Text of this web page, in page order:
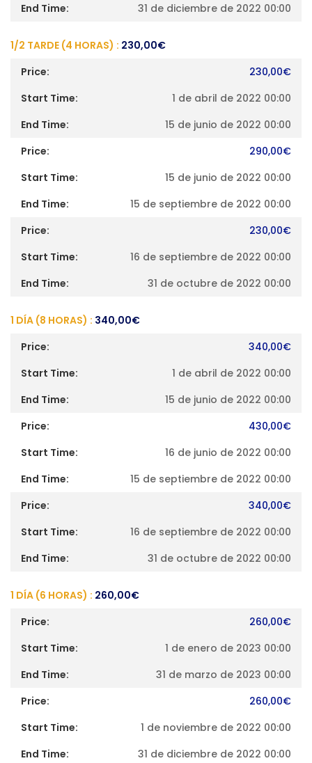
31 de diciembre de 2022 00:00
1/2 TARDE (4 HORAS) : 230,00€
230,00€
1 de abril de 2022 00:00
15 de junio de 2022 00:00
290,00€
15 de junio de 2022 00:00
15 de septiembre de 2022 00:00
230,00€
16 de septiembre de 2022 00:00
31 de octubre de 2022 00:00
1 DÍA (8 HORAS) : 340,00€
340,00€
1 de abril de 2022 00:00
15 de junio de 2022 00:00
430,00€
16 de junio de 2022 00:00
15 de septiembre de 2022 00:00
340,00€
16 de septiembre de 2022 00:00
31 de octubre de 2022 00:00
1 DÍA (6 HORAS) : 260,00€
260,00€
1 de enero de 2023 00:00
31 de marzo de 2023 00:00
260,00€
1 de noviembre de 2022 00:00
31 de diciembre de 2022 00:00